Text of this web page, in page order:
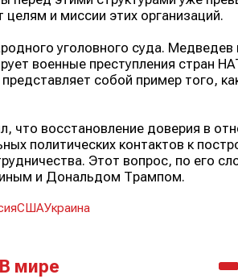
и миссии этих организаций.
уголовного суда. Медведев
военные преступления стран
собой пример того,
что восстановление доверия в
политических контактов к
Этот вопрос, по его
и Дональдом Трампом.
СШАУкраина
В мире